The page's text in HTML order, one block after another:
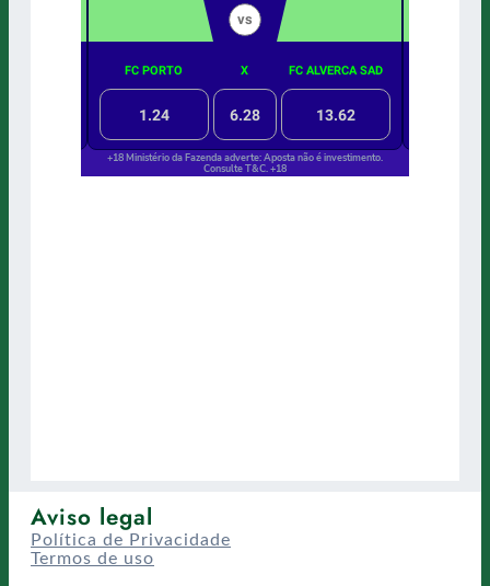
Aviso legal
Política de Privacidade
Termos de uso